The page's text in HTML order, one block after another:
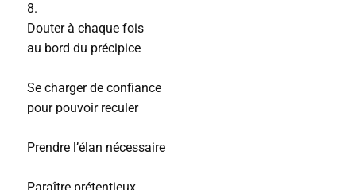
8.
Douter à chaque fois
au bord du précipice
Se charger de confiance
pour pouvoir reculer
Prendre l’élan nécessaire